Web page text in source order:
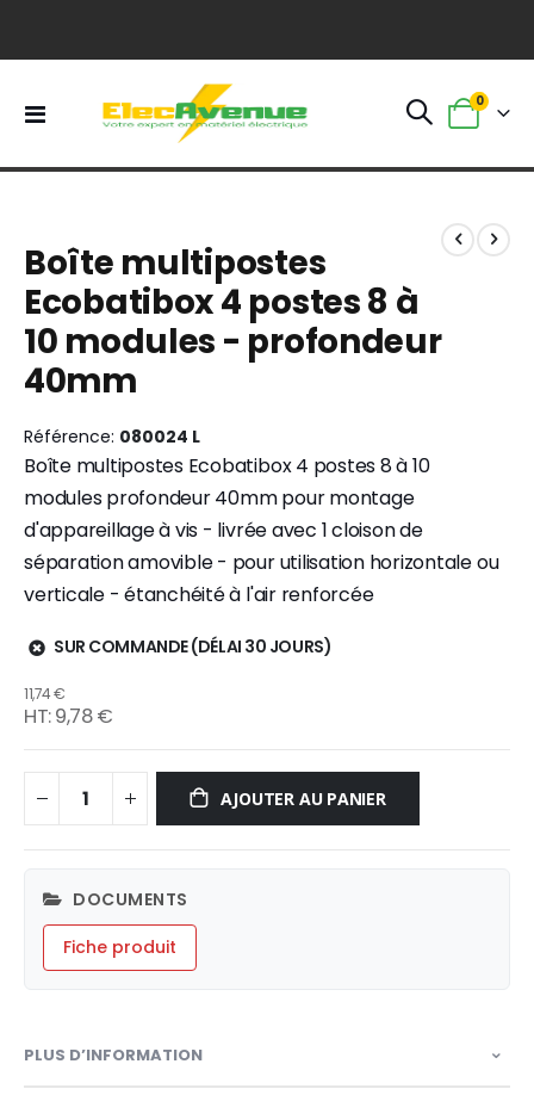
Basculer
Panier
0
the
end
of
the
images
gallery
the
beginning
of
the
images
gallery
Boîte multipostes
Ecobatibox 4 postes 8 à
10 modules - profondeur
40mm
Référence 080024 L
Boîte multipostes Ecobatibox 4 postes 8 à 10
modules profondeur 40mm pour montage
d'appareillage à vis - livrée avec 1 cloison de
séparation amovible - pour utilisation horizontale ou
verticale - étanchéité à l'air renforcée
SUR COMMANDE (DÉLAI 30 JOURS)
11,74 €
9,78 €
AJOUTER AU PANIER
DOCUMENTS
Fiche produit
PLUS D’INFORMATION